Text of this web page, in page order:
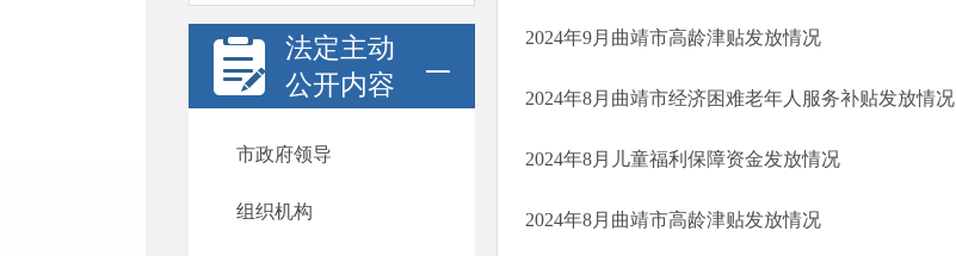
法定主动
公开内容
市政府领导
组织机构
2024年9月曲靖市高龄津贴发放情况
2024年8月曲靖市经济困难老年人服务补贴发放情况
2024年8月儿童福利保障资金发放情况
2024年8月曲靖市高龄津贴发放情况